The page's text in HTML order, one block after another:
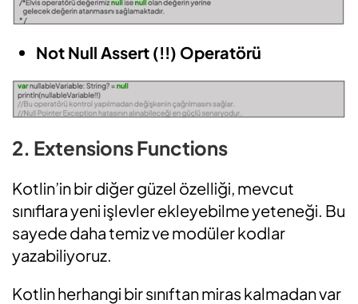
Not Null Assert (!!) Operatörü
2. Extensions Functions
Kotlin’in bir diğer güzel özelliği, mevcut
sınıflara yeni işlevler ekleyebilme yeteneği. Bu
sayede daha temiz ve modüler kodlar
yazabiliyoruz.
Kotlin herhangi bir sınıftan miras kalmadan var